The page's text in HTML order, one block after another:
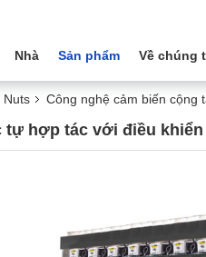
Nhà Sản phẩm Về chúng
Nuts Công nghệ cảm biến cộng
tự hợp tác với điều khiển